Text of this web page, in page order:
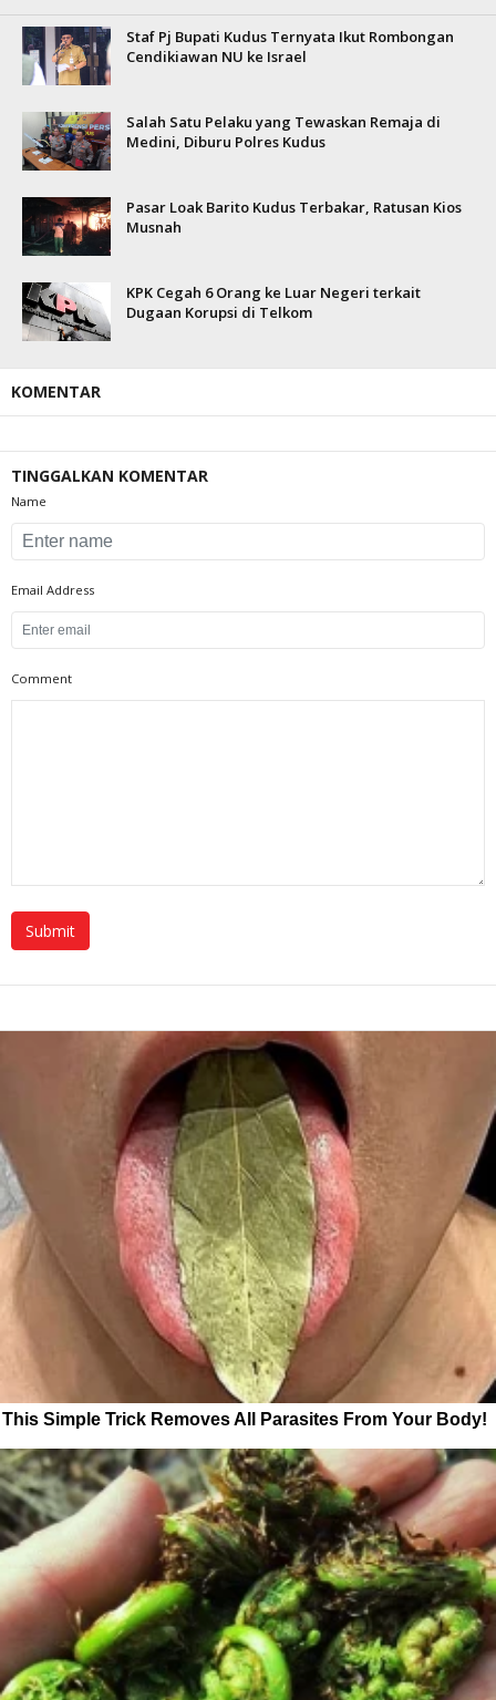
Staf Pj Bupati Kudus Ternyata Ikut Rombongan
Cendikiawan NU ke Israel
Salah Satu Pelaku yang Tewaskan Remaja di
Medini, Diburu Polres Kudus
Pasar Loak Barito Kudus Terbakar, Ratusan Kios
Musnah
KPK Cegah 6 Orang ke Luar Negeri terkait
Dugaan Korupsi di Telkom
KOMENTAR
TINGGALKAN KOMENTAR
Name
Email Address
Comment
This Simple Trick Removes All Parasites From Your Body!